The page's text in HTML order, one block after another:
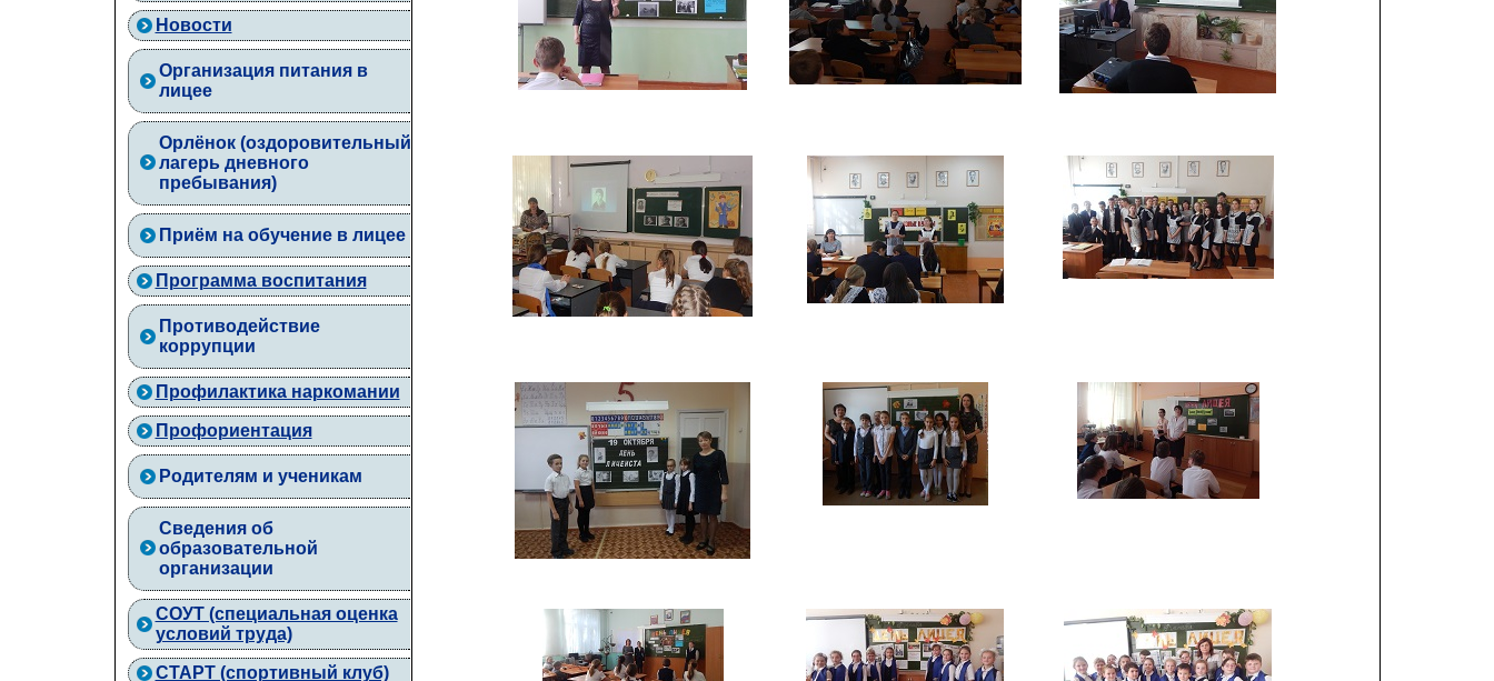
Новости
Организация питания в
лицее
Орлёнок (оздоровительный
лагерь дневного
пребывания)
Приём на обучение в лицее
Программа воспитания
Противодействие
коррупции
Профилактика наркомании
Профориентация
Родителям и ученикам
Сведения об
образовательной
организации
СОУТ (специальная оценка
условий труда)
СТАРТ (спортивный клуб)